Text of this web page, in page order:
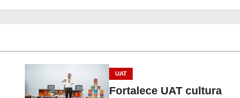
UAT
Fortalece UAT cultura